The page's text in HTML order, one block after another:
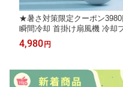
★暑さ対策限定クーポン
瞬間冷却 首掛け扇風機 冷却
ン くびかけ扇風機 5段階風
し ポータブルファン 熱中症
4,980円